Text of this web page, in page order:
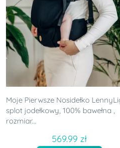
Moje Pierwsze Nosidełko
splot jodełkowy, 100% bawełna ,
rozmiar...
569.99 zł